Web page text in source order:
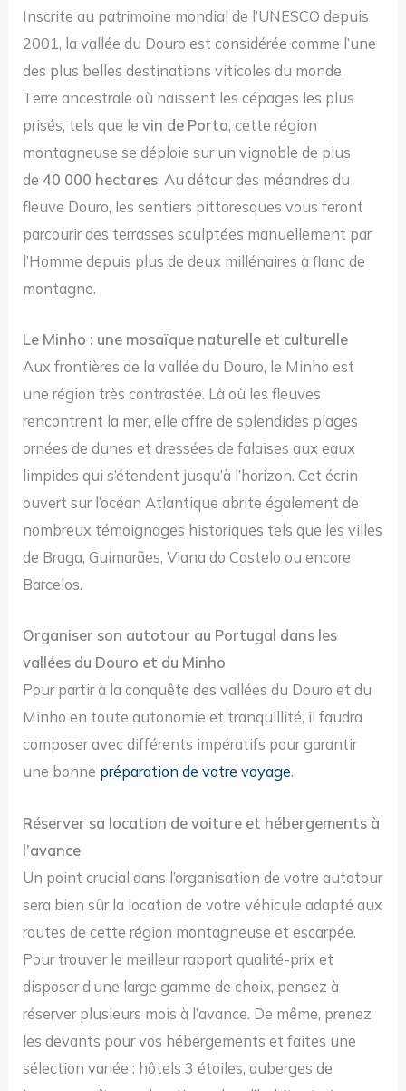
Inscrite au patrimoine mondial de l’UNESCO depuis
2001, la vallée du Douro est considérée comme l’une
des plus belles destinations viticoles du monde.
Terre ancestrale où naissent les cépages les plus
prisés, tels que levin de Porto, cette région
montagneuse se déploie sur un vignoble de plus
de40 000 hectares. Au détour des méandres du
fleuve Douro, les sentiers pittoresques vous feront
parcourir des terrasses sculptées manuellement par
l’Homme depuis plus de deux millénaires à flanc de
montagne.
Le Minho : une mosaïque naturelle et culturelle
Aux frontières de la vallée du Douro, le Minho est
une région très contrastée. Là où les fleuves
rencontrent la mer, elle offre de splendides plages
ornées de dunes et dressées de falaises aux eaux
limpides qui s’étendent jusqu’à l’horizon. Cet écrin
ouvert sur l’océan Atlantique abrite également de
nombreux témoignages historiques tels que les villes
de Braga, Guimarães, Viana do Castelo ou encore
Barcelos.
Organiser son autotour au Portugal dans les
vallées du Douro et du Minho
Pour partir à la conquête des vallées du Douro et du
Minho en toute autonomie et tranquillité, il faudra
composer avec différents impératifs pour garantir
une bonne préparation de votre voyage.
Réserver sa location de voiture et hébergements à
l’avance
Un point crucial dans l’organisation de votre autotour
sera bien sûr la location de votre véhicule adapté aux
routes de cette région montagneuse et escarpée.
Pour trouver le meilleur rapport qualité-prix et
disposer d’une large gamme de choix, pensez à
réserver plusieurs mois à l’avance. De même, prenez
les devants pour vos hébergements et faites une
sélection variée : hôtels 3 étoiles, auberges de